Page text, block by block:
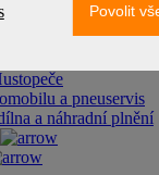
a pneuservis
a náhradní plnění